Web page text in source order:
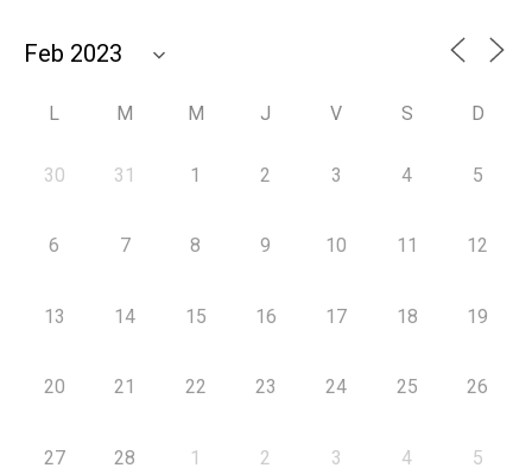
L M M J V S D
30 31 1 2 3 4 5
6 7 8 9 10 11 12
13 14 15 16 17 18 19
20 21 22 23 24 25 26
27 28 1 2 3 4 5